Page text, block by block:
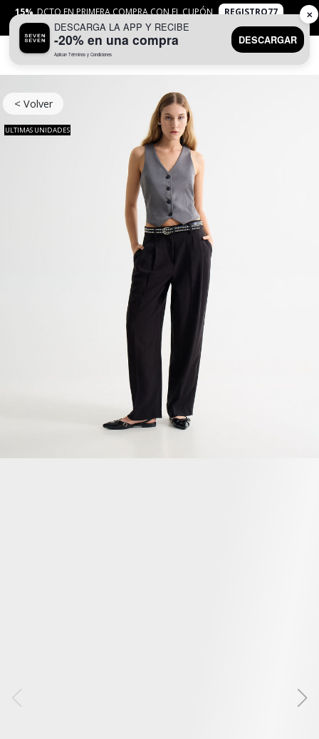
15% DCTO EN PRIMERA COMPRA CON EL CUPÓN
REGISTRO77
APLICANTYC
< Volver
ULTIMAS UNIDADES
DESCARGA LA APP Y RECIBE
-20% en una compra
Aplican Términos y Condiciones
DESCARGAR
✕